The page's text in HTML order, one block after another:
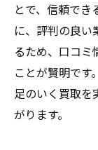
とで、信頼でき
に、評判の良い
るため、口コミ
ことが賢明です
足のいく買取を
がります。